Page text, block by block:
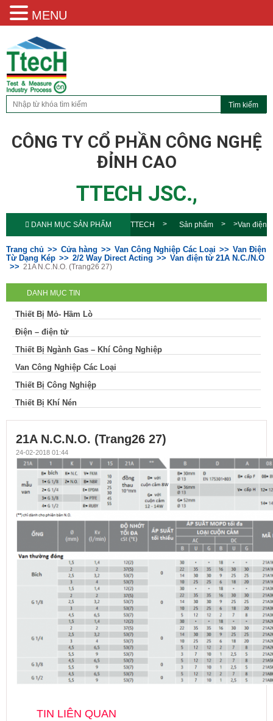
CÔNG TY CỔ PHẦN CÔNG NGHỆ
ĐỈNH CAO
TTECH JSC.,
DANH MỤC SẢN PHẨM TTECH Sản phẩm Van điện
từ 21A N.C./N.O 21A N.C.N.O.
Trang chủ Cửa hàng Van Công Nghiệp Các Loại
Van Điện
Từ Dạng Kép
2/2 Way Direct Acting Van điện từ 21A N.C./N.O
21A N.C.N.O. (Trang26 27)
DANH MỤC TIN
Thiết Bị Mỏ- Hầm Lò
Điện – điện tử
Thiết Bị Ngành Gas – Khí Công Nghiệp
Van Công Nghiệp Các Loại
Thiết Bị Công Nghiệp
Thiết Bị Khí Nén
21A N.C.N.O. (Trang26 27)
24-02-2018 01:44
TIN LIÊN QUAN
MENU